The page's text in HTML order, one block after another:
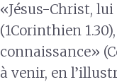
«Jésus-Christ,
(1Corinthien
connaissance»
à venir, en